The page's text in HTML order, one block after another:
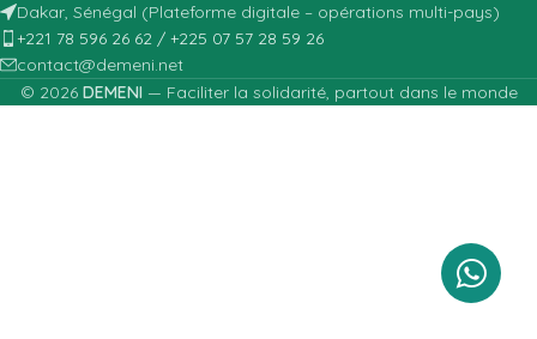
Dakar, Sénégal (Plateforme digitale – opérations multi-pays)
+221 78 596 26 62 / +225 07 57 28 59 26
contact@demeni.net
© 2026 DEMENI — Faciliter la solidarité, partout dans le monde